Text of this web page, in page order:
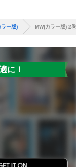
ラー版) MW(カラー版) 2巻
に！